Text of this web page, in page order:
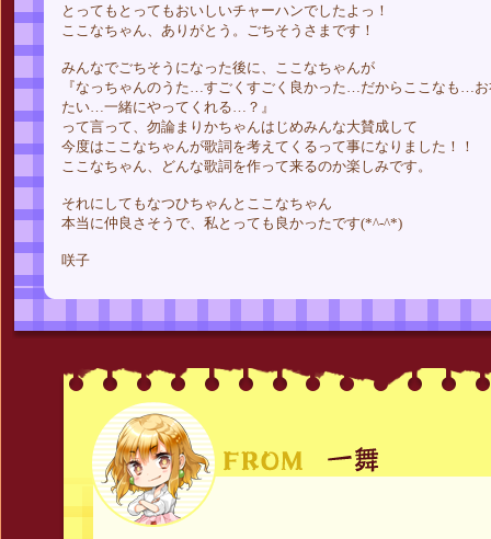
とってもとってもおいしいチャーハンでしたよっ！
ここなちゃん、ありがとう。ごちそうさまです！
みんなでごちそうになった後に、ここなちゃんが
『なっちゃんのうた…すごくすごく良かった…だからここなも…
たい…一緒にやってくれる…？』
って言って、勿論まりかちゃんはじめみんな大賛成して
今度はここなちゃんが歌詞を考えてくるって事になりました！！
ここなちゃん、どんな歌詞を作って来るのか楽しみです。
それにしてもなつひちゃんとここなちゃん
本当に仲良さそうで、私とっても良かったです(*^-^*)
咲子